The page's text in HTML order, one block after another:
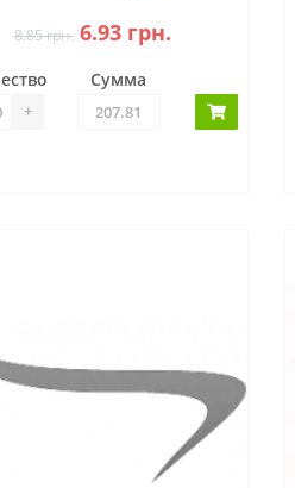
8.85 грн. 6.93 грн.
+
Сумма